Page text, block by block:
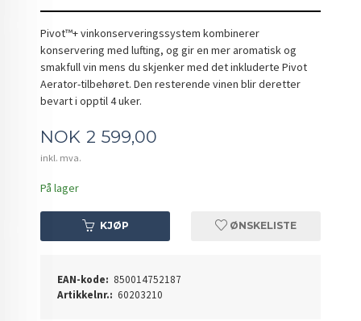
Pivot™+ vinkonserveringssystem kombinerer
konservering med lufting, og gir en mer aromatisk og
smakfull vin mens du skjenker med det inkluderte Pivot
Aerator-tilbehøret. Den resterende vinen blir deretter
bevart i opptil 4 uker.
Pris
NOK 2 599,00
inkl. mva.
På lager
KJØP ØNSKELISTE
EAN-kode: 850014752187
Artikkelnr.: 60203210